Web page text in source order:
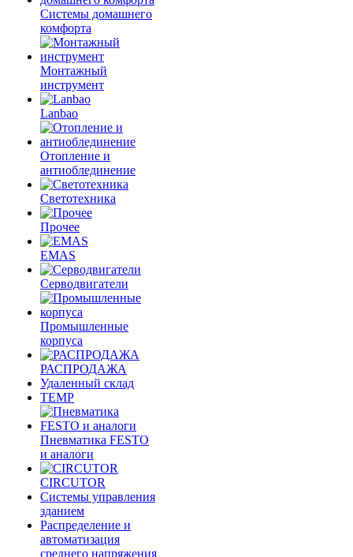
Системы домашнего
комфорта
Монтажный
инструмент
Lanbao
Отопление и
антиоблединение
Светотехника
Прочее
EMAS
Cерводвигатели
Промышленные
корпуса
РАСПРОДАЖА
Удаленный склад
TEMP
Пневматика FESTO
и аналоги
CIRCUTOR
Системы управления
зданием
Распределение и
автоматизация
среднего напряжения